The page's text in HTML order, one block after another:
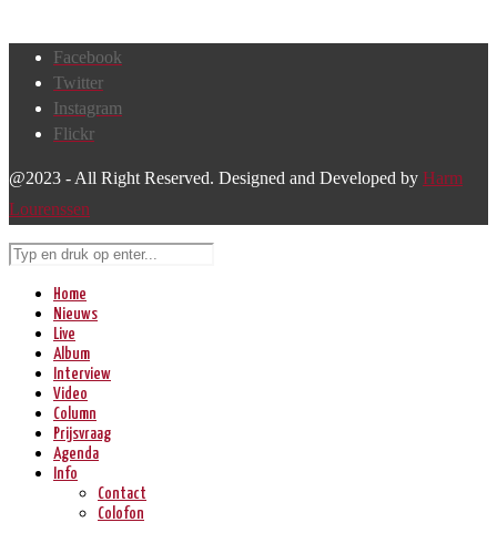
Facebook
Twitter
Instagram
Flickr
@2023 - All Right Reserved. Designed and Developed by Harm
Lourenssen
Home
Nieuws
Live
Album
Interview
Video
Column
Prijsvraag
Agenda
Info
Contact
Colofon